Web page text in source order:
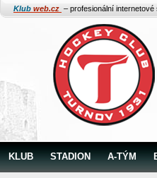
Klub web.cz – profesionální
KLUB STADION A-TÝM